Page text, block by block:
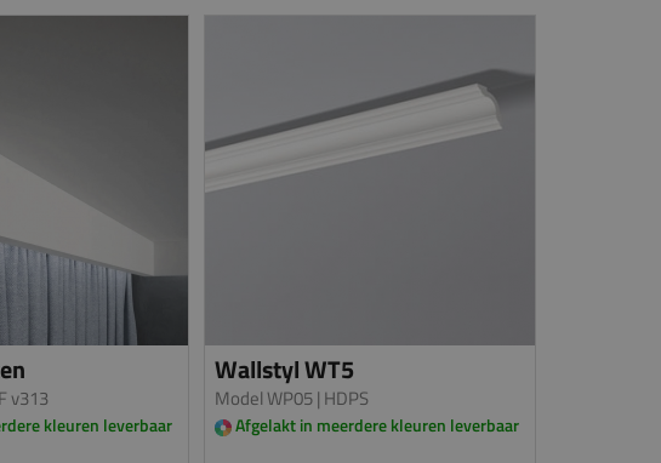
v313
kleuren leverbaar
Wallstyl WT5
Model WP05| HDPS
Afgelakt in meerdere kleuren leverbaar